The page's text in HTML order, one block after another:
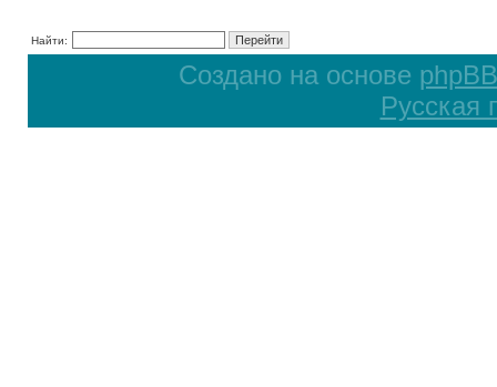
Найти:
Создано на основе phpBB
Русская